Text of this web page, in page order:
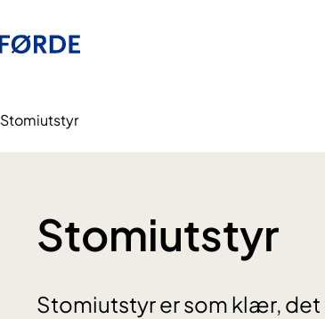
Stomiutstyr
Stomiutstyr
Stomiutstyr er som klær, det